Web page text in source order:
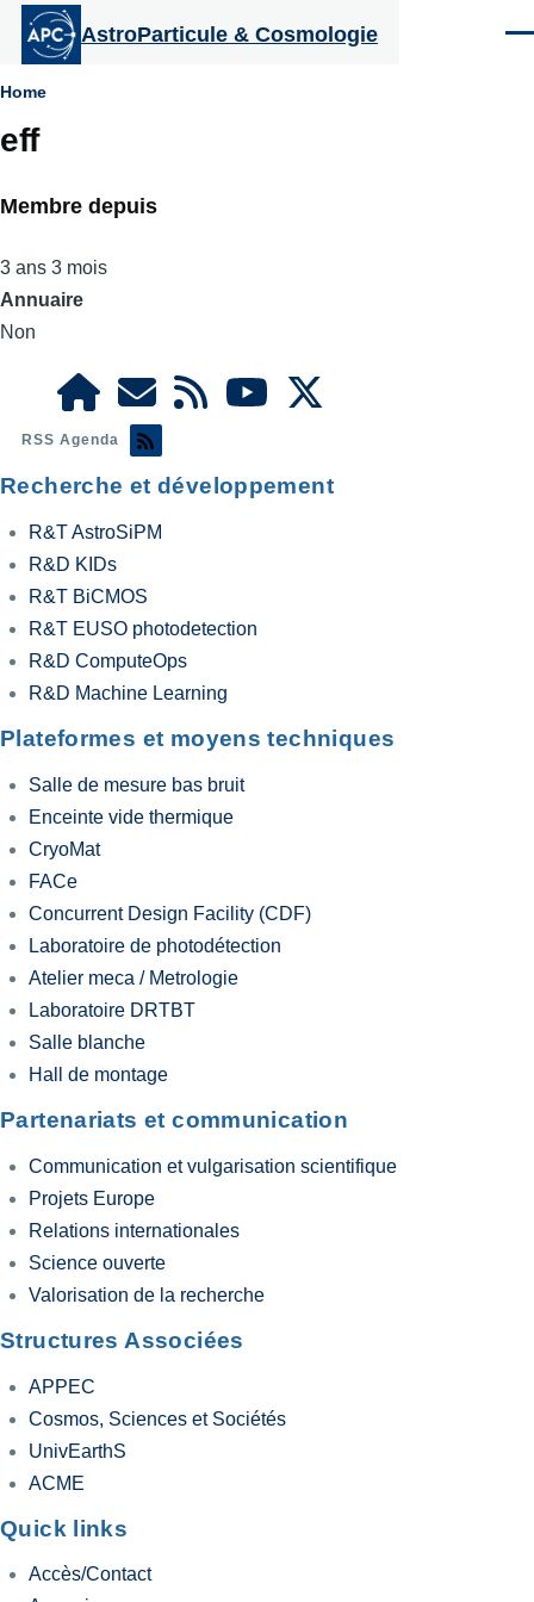
Aller au contenu principal
AstroParticule & Cosmologie
Fil
d'Ariane
Home
eff
Membre depuis
3 ans 3 mois
Annuaire
Non
RSS Agenda
Recherche et développement
R&T AstroSiPM
R&D KIDs
R&T BiCMOS
R&T EUSO photodetection
R&D ComputeOps
R&D Machine Learning
Plateformes et moyens techniques
Salle de mesure bas bruit
Enceinte vide thermique
CryoMat
FACe
Concurrent Design Facility (CDF)
Laboratoire de photodétection
Atelier meca / Metrologie
Laboratoire DRTBT
Salle blanche
Hall de montage
Partenariats et communication
Communication et vulgarisation scientifique
Projets Europe
Relations internationales
Science ouverte
Valorisation de la recherche
Structures Associées
APPEC
Cosmos, Sciences et Sociétés
UnivEarthS
ACME
Quick links
Accès/Contact